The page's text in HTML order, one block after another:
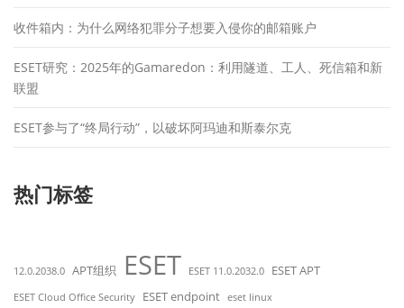
收件箱内：为什么网络犯罪分子想要入侵你的邮箱账户
ESET研究：2025年的Gamaredon：利用隧道、工人、死信箱和新
联盟
ESET参与了“终局行动”，以破坏阿玛迪和斯泰尔克
热门标签
12.0.2038.0 APT组织 ESET ESET 11.0.2032.0 ESET APT
ESET Cloud Office Security ESET endpoint eset linux